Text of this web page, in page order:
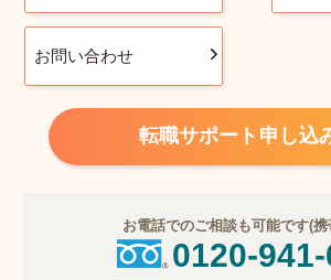
お問い合わせ
転職サポート申し込
お電話でのご相談も可能です(
0120-